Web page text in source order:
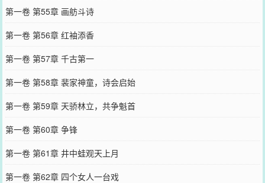
第一卷 第55章 画舫斗诗
第一卷 第56章 红袖添香
第一卷 第57章 千古第一
第一卷 第58章 裴家神童，诗会启始
第一卷 第59章 天骄林立，共争魁首
第一卷 第60章 争锋
第一卷 第61章 井中蛙观天上月
第一卷 第62章 四个女人一台戏